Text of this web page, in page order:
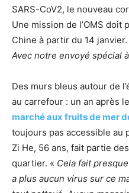
SARS-CoV2, le nouveau
Une mission de l’OMS doit
Chine à partir du 14 janvier.
Avec notre envoyé spécial
Des murs bleus autour de
au carrefour : un an après
marché aux fruits de mer
toujours pas accessible au
Zi He, 56 ans, fait partie
quartier. « Cela fait
a plus aucun virus sur ce